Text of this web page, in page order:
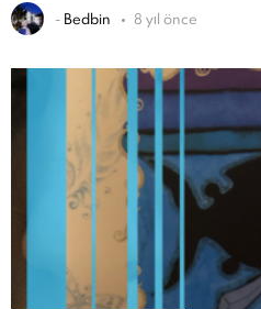
- Bedbin 8 yıl önce